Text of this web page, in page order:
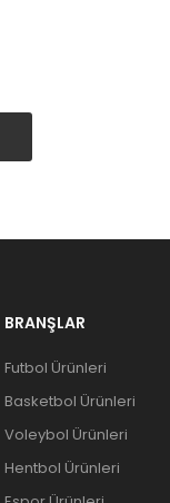
BRANŞLAR
Futbol Ürünleri
Basketbol Ürünleri
Voleybol Ürünleri
Hentbol Ürünleri